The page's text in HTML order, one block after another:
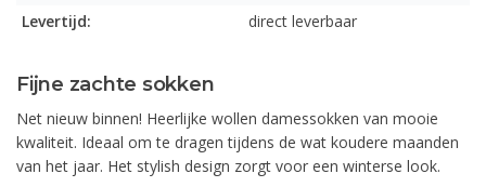
Levertijd:
direct leverbaar
Fijne zachte sokken
Net nieuw binnen! Heerlijke wollen damessokken van mooie
kwaliteit. Ideaal om te dragen tijdens de wat koudere maanden
van het jaar. Het stylish design zorgt voor een winterse look.